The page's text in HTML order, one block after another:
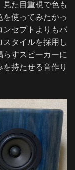
見た目重視で色も
を使ってみたかっ
ンセプトよりもバ
スタイルを採用し
らすスピーカーに
持たせる音作り